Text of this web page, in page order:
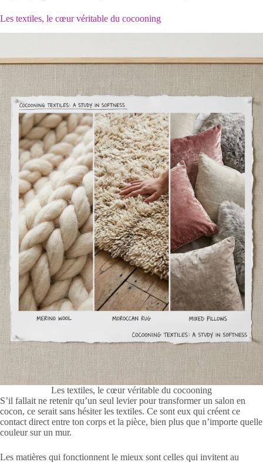
Les textiles, le cœur véritable du cocooning
Les textiles, le cœur véritable du cocooning
S’il fallait ne retenir qu’un seul levier pour transformer un salon en
cocon, ce serait sans hésiter les textiles. Ce sont eux qui créent ce
contact direct entre ton corps et la pièce, bien plus que n’importe quelle
couleur sur un mur.
Les matières qui fonctionnent le mieux sont celles qui invitent au